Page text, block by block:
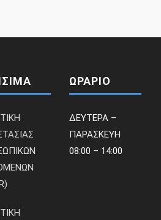
ΩΡΑΡΙΟ
ΔΕΥΤΕΡΑ –
ΠΑΡΑΣΚΕΥΗ
08:00 – 14:00